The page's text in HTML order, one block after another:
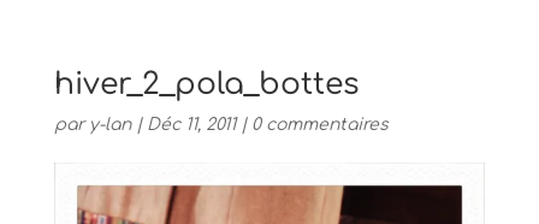
hiver_2_pola_bottes
par y-lan| Déc 11, 2011| 0 commentaires